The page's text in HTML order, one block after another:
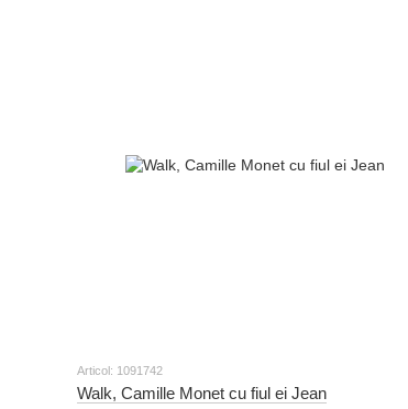
Articol: 1091742
Walk, Camille Monet cu fiul ei Jean